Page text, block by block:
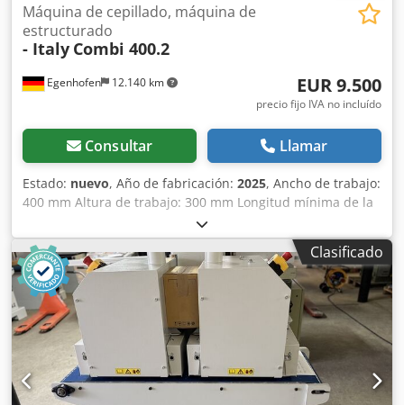
Egenhofen 12.140 km
Máquina de cepillado, máquina de
estructurado
- Italy Combi 400.2
EUR 9.500
precio fijo IVA no incluído
Consultar Llamar
Estado: nuevo, Año de fabricación: 2025, Ancho de trabajo:
400 mm Altura de trabajo: 300 mm Longitud mínima de la
pieza: 250 mm Unidades: 2 unidades de cepillo, ajustables
centralmente de forma eléctrica y con ajuste fino para el
desplazamiento 1º cepillo: Cepillo metálico, diámetro 210
mm 2º cepillo: Cepillo Tynex, grano 80, diámetro 210 mm
Ajuste de altura: eléctrico Indicador de altura: contador
mecánico Codpfxsxwnifj Abwsrf Velocidad de avance: 4 -
12 m/min Potencia motor cepillos: 2 x 3 kW Potencia motor
avance: 0,37 kW Longitud de la máquina: Ancho de la
máquina: Peso:
Clasificado